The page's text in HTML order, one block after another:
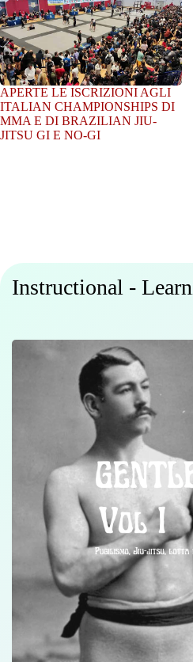
APERTE LE ISCRIZIONI AGLI
ITALIAN CHAMPIONSHIPS DI
MMA E DI BRAZILIAN JIU-
JITSU GI E NO-GI
Instructional -